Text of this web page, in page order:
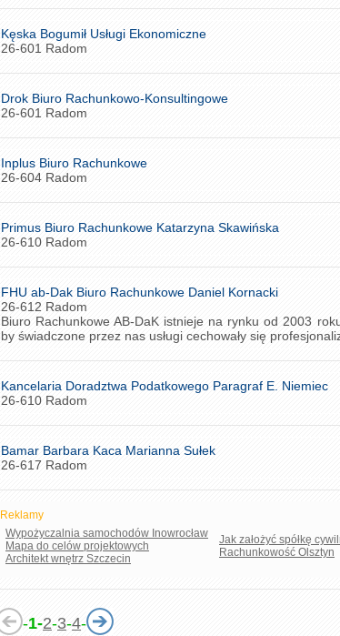
Kęska Bogumił Usługi Ekonomiczne
26-601 Radom
Drok Biuro Rachunkowo-Konsultingowe
26-601 Radom
Inplus Biuro Rachunkowe
26-604 Radom
Primus Biuro Rachunkowe Katarzyna Skawińska
26-610 Radom
FHU ab-Dak Biuro Rachunkowe Daniel Kornacki
26-612 Radom
Biuro Rachunkowe AB-DaK istnieje na rynku od 2003
by świadczone przez nas usługi cechowały się
Kancelaria Doradztwa Podatkowego Paragraf E. Niemiec
26-610 Radom
Bamar Barbara Kaca Marianna Sułek
26-617 Radom
Reklamy
Wypożyczalnia samochodów Inowrocław
Mapa do celów projektowych
Architekt wnętrz Szczecin
Jak założyć spółkę
Rachunkowość Olsztyn
-1-2-3-4-